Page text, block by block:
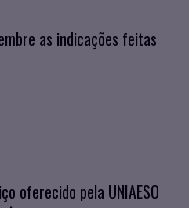
as indicações feitas
oferecido pela UNIAESO